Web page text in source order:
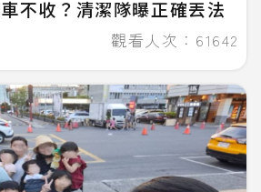
不收？清潔隊曝正確丟法
觀看人次：61642